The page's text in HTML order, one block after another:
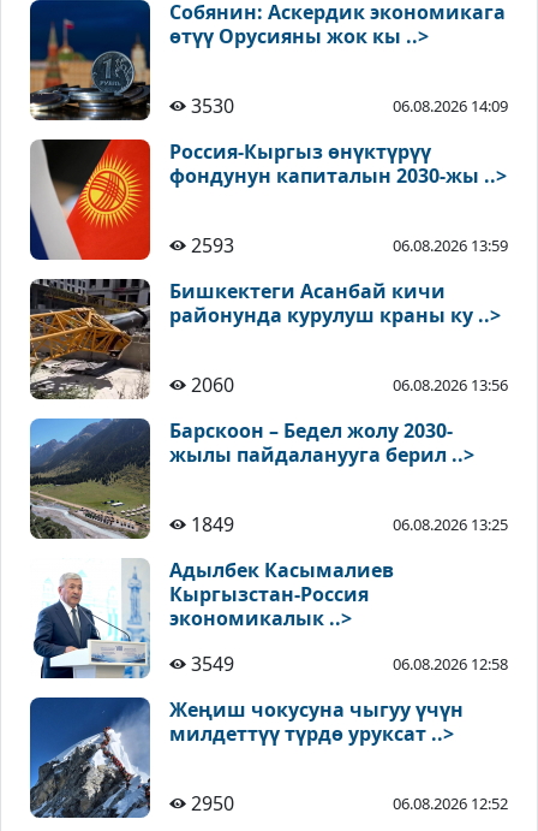
Собянин: Аскердик экономикага
өтүү Орусияны жок кы ..>
3530 06.08.2026 14:09
Россия-Кыргыз өнүктүрүү
фондунун капиталын 2030-жы ..>
2593 06.08.2026 13:59
Бишкектеги Асанбай кичи
районунда курулуш краны ку ..>
2060 06.08.2026 13:56
Барскоон – Бедел жолу 2030-
жылы пайдаланууга берил ..>
1849 06.08.2026 13:25
Адылбек Касымалиев
Кыргызстан-Россия
экономикалык ..>
3549
06.08.2026 12:58
Жеңиш чокусуна чыгуу үчүн
милдеттүү түрдө уруксат ..>
2950 06.08.2026 12:52